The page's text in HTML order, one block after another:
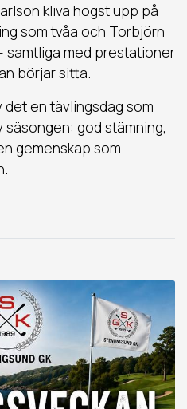
kliva högst upp på
som tvåa och Torbjörn
samtliga med prestationer
börjar sitta.
en tävlingsdag som
god stämning,
gemenskap som